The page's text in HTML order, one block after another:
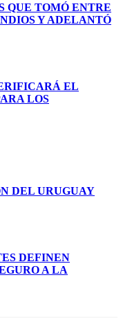
QUE TOMÓ ENTRE
Y ADELANTÓ
EL
LOS
DEL URUGUAY
DEFINEN
A LA